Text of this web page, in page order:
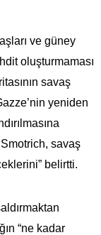
ve güney
oluşturmaması
savaş
yeniden
savaş
belirtti.
“ne kadar